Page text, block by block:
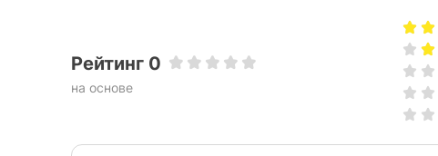
Характеристики и комплектация товара могут
без уведомления.
Рейтинг 0
на основе